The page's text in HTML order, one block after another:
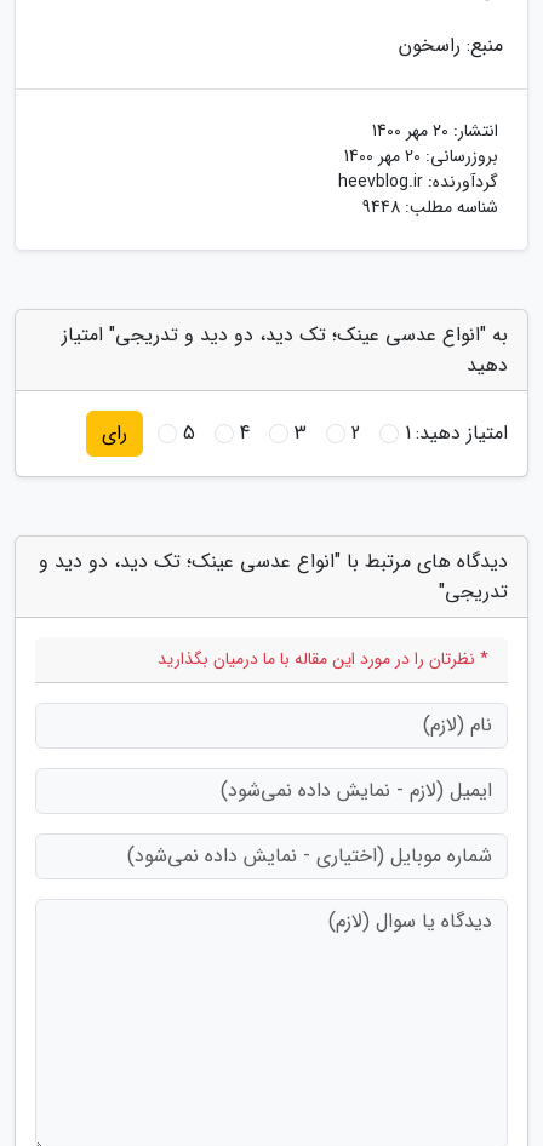
منبع: راسخون
انتشار: 20 مهر 1400
بروزرسانی: 20 مهر 1400
گردآورنده: heevblog.ir
شناسه مطلب: 9448
به "انواع عدسی عینک؛ تک دید، دو دید و تدریجی" امتیاز
دهید
امتیاز دهید:1
2
3
4
5 رای
دیدگاه های مرتبط با "انواع عدسی عینک؛ تک دید، دو دید و
تدریجی"
* نظرتان را در مورد این مقاله با ما درمیان بگذارید